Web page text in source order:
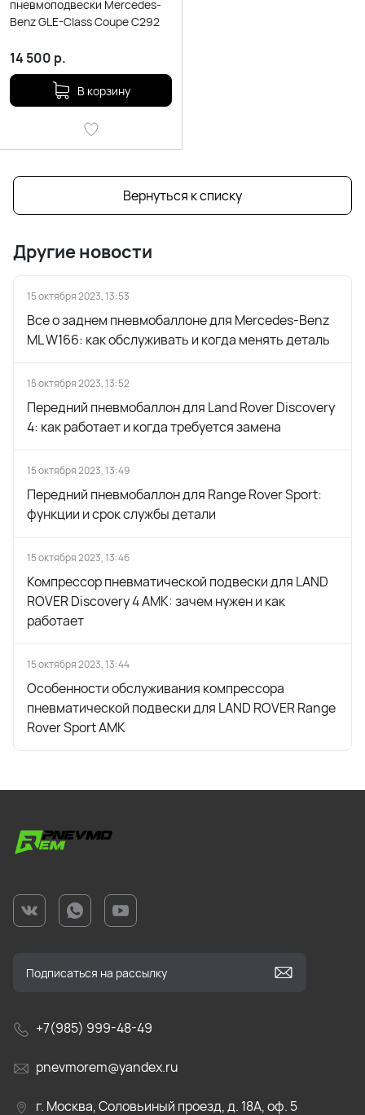
пневмоподвески Mercedes-
Benz GLE-Class Coupe С292
14 500 р.
В корзину
Вернуться к списку
Другие новости
15 октября 2023, 13:53
Все о заднем пневмобаллоне для Mercedes-Benz
ML W166: как обслуживать и когда менять деталь
15 октября 2023, 13:52
Передний пневмобаллон для Land Rover Discovery
4: как работает и когда требуется замена
15 октября 2023, 13:49
Передний пневмобаллон для Range Rover Sport:
функции и срок службы детали
15 октября 2023, 13:46
Компрессор пневматической подвески для LAND
ROVER Discovery 4 AMK: зачем нужен и как
работает
15 октября 2023, 13:44
Особенности обслуживания компрессора
пневматической подвески для LAND ROVER Range
Rover Sport AMK
+7(985) 999-48-49
pnevmorem@yandex.ru
г. Москва, Соловьиный проезд, д. 18А, оф. 5